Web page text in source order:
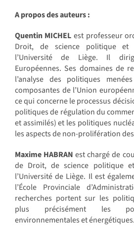
A propos des auteurs :
Quentin MICHEL est professeur
Droit, de science politique et
l’Université de Liège. Il
Européennes. Ses domaines de
l’analyse des politiques
composantes de l’Union
ce qui concerne le processus
politiques de régulation du
et assimilés) et les politiques
les aspects de non-prolifération
Maxime HABRAN est chargé de
de Droit, de science politique
l’Université de Liège. Il est
l’École Provinciale
recherches portent sur les
plus précisément les
environnementales et énergétiques.